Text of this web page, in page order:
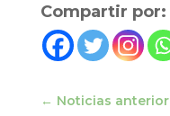
Compartir por:
← Noticias anterior